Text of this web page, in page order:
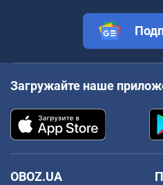
Загружайте наше
OBOZ.UA